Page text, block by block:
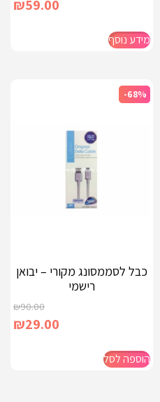
₪59.00
מידע נוסף
-68%
כבל לסממסונג מקורי – יבואן
רישמי
₪90.00
₪29.00
הוספה לסל